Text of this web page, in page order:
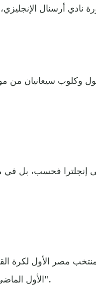
وكلوب سيعانيان من
إنجلترا فحسب، بل
مصر الأول لكرة
الأول الماضي، "لقد أكدوا لي أنهم يريدونه في ريال مدريد".